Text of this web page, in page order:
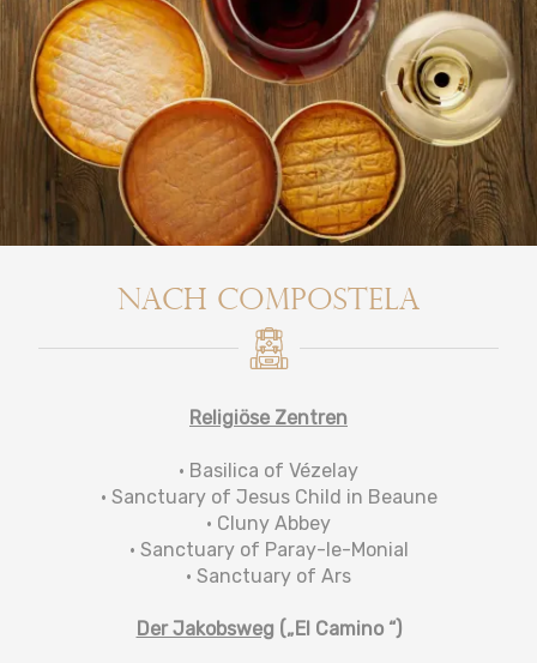
Nach Compostela
Religiöse Zentren
• Basilica of Vézelay
• Sanctuary of Jesus Child in Beaune
• Cluny Abbey
• Sanctuary of Paray-le-Monial
• Sanctuary of Ars
Der Jakobsweg („El Camino “)